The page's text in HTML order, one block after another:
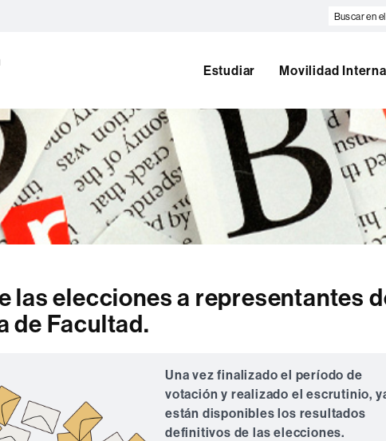
Buscar
web
Estudiar Movilidad
las elecciones a representantes
de Facultad.
Una vez finalizado el período de
votación y realizado el escrutinio,
están disponibles los resultados
definitivos de las elecciones.